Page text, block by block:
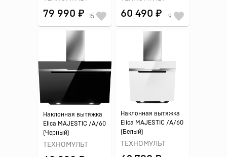
79 990 ₽ 15 60 490 ₽ 9
Наклонная вытяжка
Elica MAJESTIC /A/60
(Черный)
ТЕХНОМУЛЬТ
Наклонная вытяжка
Elica MAJESTIC /A/60
(Белый)
ТЕХНОМУЛЬТ